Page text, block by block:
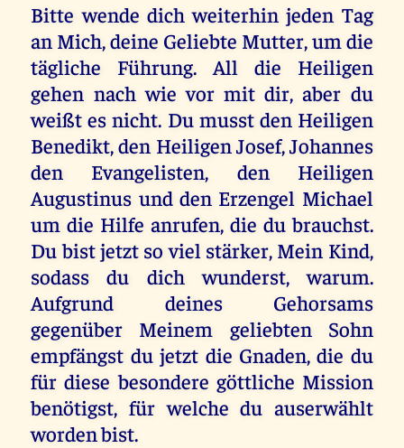
Bitte wende dich weiterhin jeden Tag
an Mich, deine Geliebte Mutter, um die
tägliche Führung. All die Heiligen
gehen nach wie vor mit dir, aber du
weißt es nicht. Du musst den Heiligen
Benedikt, den Heiligen Josef, Johannes
den Evangelisten, den Heiligen
Augustinus und den Erzengel Michael
um die Hilfe anrufen, die du brauchst.
Du bist jetzt so viel stärker, Mein Kind,
sodass du dich wunderst, warum.
Aufgrund deines Gehorsams
gegenüber Meinem geliebten Sohn
empfängst du jetzt die Gnaden, die du
für diese besondere göttliche Mission
benötigst, für welche du auserwählt
worden bist.